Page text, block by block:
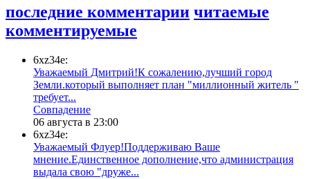
последние комментарии читаемые
комментируемые
6xz34e:
Уважаемый Дмитрий!К сожалению,лучший город
Земли.который выполняет план "миллионный житель "
требует...
​Совпадение
06 августа в 23:00
6xz34e:
Уважаемый Флуер!Поддерживаю Ваше
мнение.Единственное дополнение,что администрация
выдала свою "друже...